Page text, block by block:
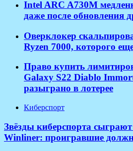
Intel ARC A730M
даже после обновления
Оверклокер
Ryzen 7000, которого
Право купить
Galaxy S22 Diablo
разыграно в лотерее
Киберспорт
Звёзды киберспорта
Winliner: проигравшие